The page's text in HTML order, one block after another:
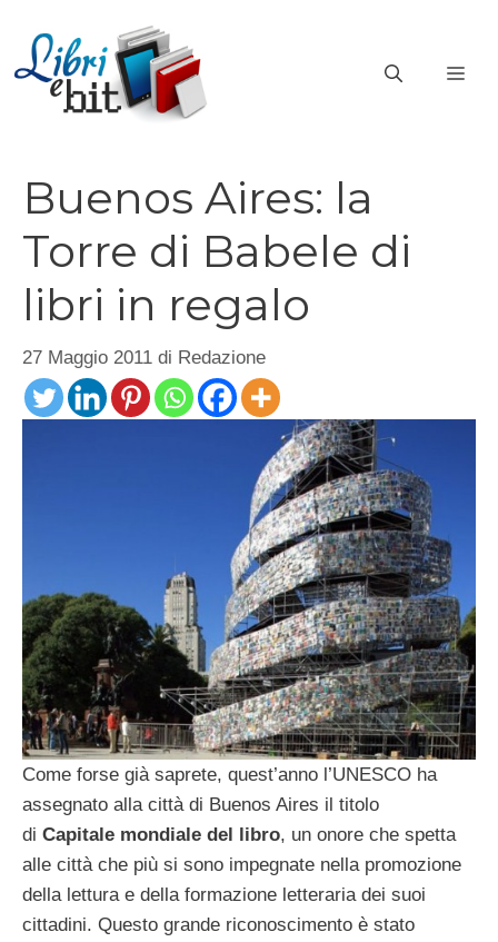
contenuto
Buenos Aires: la
Torre di Babele di
libri in regalo
27 Maggio 2011 di Redazione
Come forse già saprete, quest’anno l’UNESCO ha
assegnato alla città di Buenos Aires il titolo
di Capitale mondiale del libro, un onore che spetta
alle città che più si sono impegnate nella promozione
della lettura e della formazione letteraria dei suoi
cittadini. Questo grande riconoscimento è stato